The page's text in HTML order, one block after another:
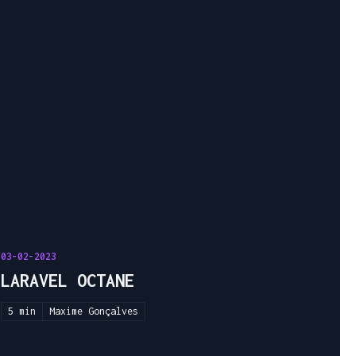
03-02-2023
LARAVEL OCTANE
5 min Maxime Gonçalves